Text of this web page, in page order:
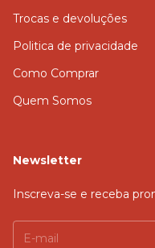
Trocas e devoluções
Politica de privacidade
Como Comprar
Quem Somos
Newsletter
Inscreva-se e receba